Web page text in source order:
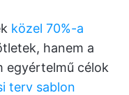
közel 70%-a
hanem a
egyértelmű célok
terv sablon